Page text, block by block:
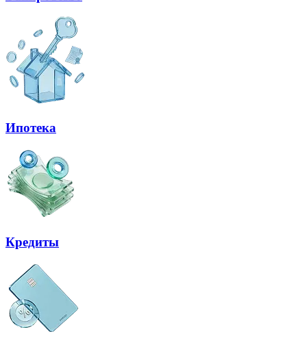
Ипотека
Кредиты